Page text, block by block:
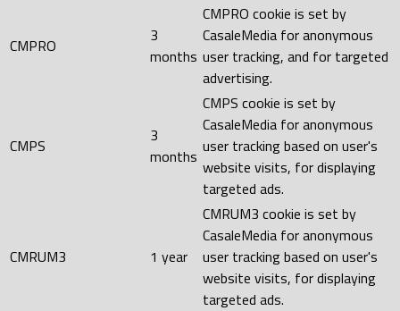
CMPRO
3
months
CMPRO cookie is set by
CasaleMedia for anonymous
user tracking, and for targeted
advertising.
CMPS
3
months
CMPS cookie is set by
CasaleMedia for anonymous
user tracking based on user's
website visits, for displaying
targeted ads.
CMRUM3 1 year
CMRUM3 cookie is set by
CasaleMedia for anonymous
user tracking based on user's
website visits, for displaying
targeted ads.